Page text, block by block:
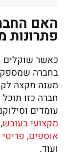
האם
פתרונות
כאשר שוקלים
בחברה
מענה מקצה
חברה כזו
עומדים
מקצועי בעובש
אוספים,
ועוד.